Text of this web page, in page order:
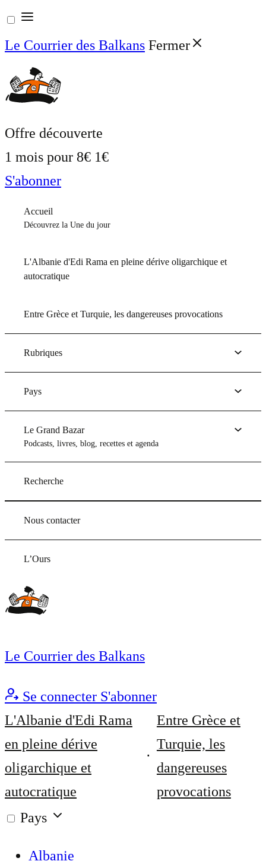
Aller
au
contenu
Le Courrier des Balkans Fermer
Offre découverte
1 mois pour 8€ 1€
S'abonner
Accueil
Découvrez la Une du jour
L'Albanie d'Edi Rama en pleine dérive oligarchique et
autocratique
Entre Grèce et Turquie, les dangereuses provocations
Rubriques
Pays
Le Grand Bazar
Podcasts, livres, blog, recettes et agenda
Recherche
Nous contacter
L’Ours
Le Courrier des Balkans
Se connecter S'abonner
L'Albanie d'Edi Rama
en pleine dérive
oligarchique et
autocratique
Entre Grèce et
Turquie, les
dangereuses
provocations
Pays
Albanie